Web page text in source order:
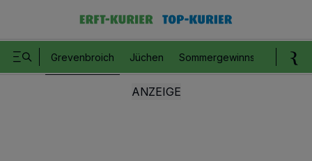
Grevenbroich Jüchen Sommergewinnspiel